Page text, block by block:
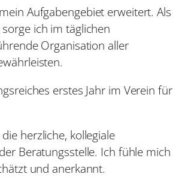
Aufgabengebiet erweitert. Als
ich im täglichen
Organisation aller
erstes Jahr im Verein für
herzliche, kollegiale
Beratungsstelle. Ich fühle mich
und anerkannt.